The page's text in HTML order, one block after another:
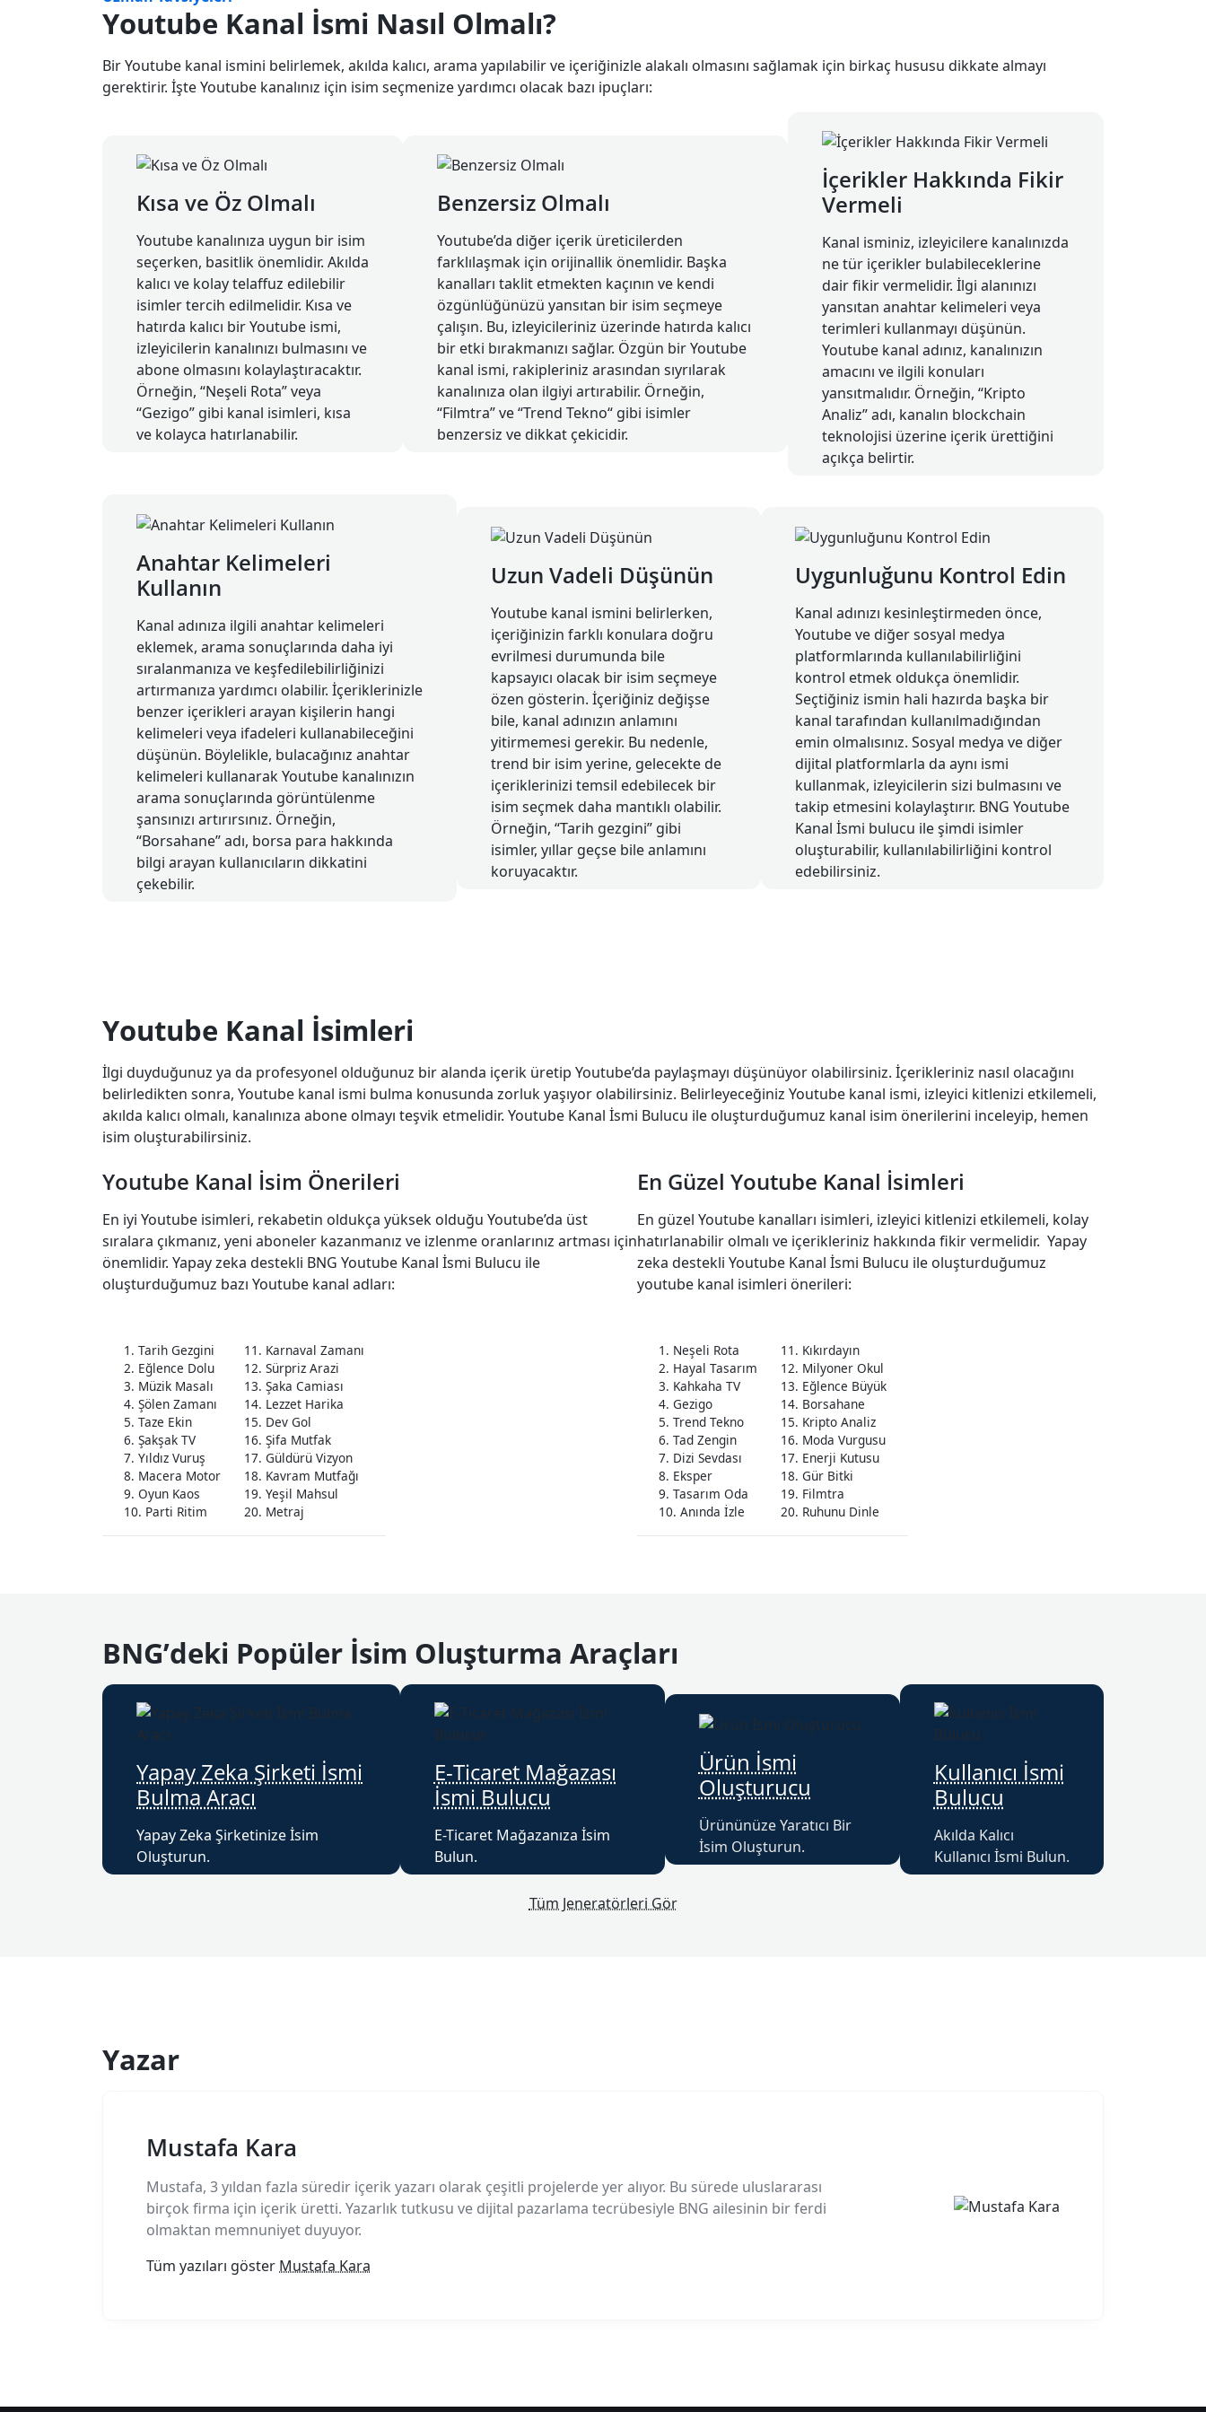
Youtube Kanal İsmi Nasıl Olmalı?
Bir Youtube kanal ismini belirlemek, akılda kalıcı, arama yapılabilir ve içeriğinizle alakalı olmasını sağlamak için birkaç hususu dikkate almayı
gerektirir. İşte Youtube kanalınız için isim seçmenize yardımcı olacak bazı ipuçları:
Kısa ve Öz Olmalı
Youtube kanalınıza uygun bir isim
seçerken, basitlik önemlidir. Akılda
kalıcı ve kolay telaffuz edilebilir
isimler tercih edilmelidir. Kısa ve
hatırda kalıcı bir Youtube ismi,
izleyicilerin kanalınızı bulmasını ve
abone olmasını kolaylaştıracaktır.
Örneğin, “Neşeli Rota” veya
“Gezigo” gibi kanal isimleri, kısa
ve kolayca hatırlanabilir.
Benzersiz Olmalı
Youtube’da diğer içerik üreticilerden
farklılaşmak için orijinallik önemlidir. Başka
kanalları taklit etmekten kaçının ve kendi
özgünlüğünüzü yansıtan bir isim seçmeye
çalışın. Bu, izleyicileriniz üzerinde hatırda kalıcı
bir etki bırakmanızı sağlar. Özgün bir Youtube
kanal ismi, rakipleriniz arasından sıyrılarak
kanalınıza olan ilgiyi artırabilir. Örneğin,
“Filmtra” ve “Trend Tekno“ gibi isimler
benzersiz ve dikkat çekicidir.
İçerikler Hakkında Fikir
Vermeli
Kanal isminiz, izleyicilere kanalınızda
ne tür içerikler bulabileceklerine
dair fikir vermelidir. İlgi alanınızı
yansıtan anahtar kelimeleri veya
terimleri kullanmayı düşünün.
Youtube kanal adınız, kanalınızın
amacını ve ilgili konuları
yansıtmalıdır. Örneğin, “Kripto
Analiz” adı, kanalın blockchain
teknolojisi üzerine içerik ürettiğini
açıkça belirtir.
Anahtar Kelimeleri
Kullanın
Kanal adınıza ilgili anahtar kelimeleri
eklemek, arama sonuçlarında daha iyi
sıralanmanıza ve keşfedilebilirliğinizi
artırmanıza yardımcı olabilir. İçeriklerinizle
benzer içerikleri arayan kişilerin hangi
kelimeleri veya ifadeleri kullanabileceğini
düşünün. Böylelikle, bulacağınız anahtar
kelimeleri kullanarak Youtube kanalınızın
arama sonuçlarında görüntülenme
şansınızı artırırsınız. Örneğin,
“Borsahane” adı, borsa para hakkında
bilgi arayan kullanıcıların dikkatini
çekebilir.
Uzun Vadeli Düşünün
Youtube kanal ismini belirlerken,
içeriğinizin farklı konulara doğru
evrilmesi durumunda bile
kapsayıcı olacak bir isim seçmeye
özen gösterin. İçeriğiniz değişse
bile, kanal adınızın anlamını
yitirmemesi gerekir. Bu nedenle,
trend bir isim yerine, gelecekte de
içeriklerinizi temsil edebilecek bir
isim seçmek daha mantıklı olabilir.
Örneğin, “Tarih gezgini” gibi
isimler, yıllar geçse bile anlamını
koruyacaktır.
Uygunluğunu Kontrol Edin
Kanal adınızı kesinleştirmeden önce,
Youtube ve diğer sosyal medya
platformlarında kullanılabilirliğini
kontrol etmek oldukça önemlidir.
Seçtiğiniz ismin hali hazırda başka bir
kanal tarafından kullanılmadığından
emin olmalısınız. Sosyal medya ve diğer
dijital platformlarla da aynı ismi
kullanmak, izleyicilerin sizi bulmasını ve
takip etmesini kolaylaştırır. BNG Youtube
Kanal İsmi bulucu ile şimdi isimler
oluşturabilir, kullanılabilirliğini kontrol
edebilirsiniz.
Youtube Kanal İsimleri
İlgi duyduğunuz ya da profesyonel olduğunuz bir alanda içerik üretip Youtube’da paylaşmayı düşünüyor olabilirsiniz. İçerikleriniz nasıl olacağını
belirledikten sonra, Youtube kanal ismi bulma konusunda zorluk yaşıyor olabilirsiniz. Belirleyeceğiniz Youtube kanal ismi, izleyici kitlenizi etkilemeli,
akılda kalıcı olmalı, kanalınıza abone olmayı teşvik etmelidir. Youtube Kanal İsmi Bulucu ile oluşturduğumuz kanal isim önerilerini inceleyip, hemen
isim oluşturabilirsiniz.
Youtube Kanal İsim Önerileri
En iyi Youtube isimleri, rekabetin oldukça yüksek olduğu Youtube’da üst
sıralara çıkmanız, yeni aboneler kazanmanız ve izlenme oranlarınız artması için
önemlidir. Yapay zeka destekli BNG Youtube Kanal İsmi Bulucu ile
oluşturduğumuz bazı Youtube kanal adları:
1. Tarih Gezgini
2. Eğlence Dolu
3. Müzik Masalı
4. Şölen Zamanı
5. Taze Ekin
6. Şakşak TV
7. Yıldız Vuruş
8. Macera Motor
9. Oyun Kaos
10. Parti Ritim
11. Karnaval Zamanı
12. Sürpriz Arazi
13. Şaka Camiası
14. Lezzet Harika
15. Dev Gol
16. Şifa Mutfak
17. Güldürü Vizyon
18. Kavram Mutfağı
19. Yeşil Mahsul
20. Metraj
En Güzel Youtube Kanal İsimleri
En güzel Youtube kanalları isimleri, izleyici kitlenizi etkilemeli, kolay
hatırlanabilir olmalı ve içerikleriniz hakkında fikir vermelidir. Yapay
zeka destekli Youtube Kanal İsmi Bulucu ile oluşturduğumuz
youtube kanal isimleri önerileri:
1. Neşeli Rota
2. Hayal Tasarım
3. Kahkaha TV
4. Gezigo
5. Trend Tekno
6. Tad Zengin
7. Dizi Sevdası
8. Eksper
9. Tasarım Oda
10. Anında İzle
11. Kıkırdayın
12. Milyoner Okul
13. Eğlence Büyük
14. Borsahane
15. Kripto Analiz
16. Moda Vurgusu
17. Enerji Kutusu
18. Gür Bitki
19. Filmtra
20. Ruhunu Dinle
BNG’deki Popüler İsim Oluşturma Araçları
Yapay Zeka Şirketi İsmi
Bulma Aracı
Yapay Zeka Şirketinize İsim
Oluşturun.
E-Ticaret Mağazası
İsmi Bulucu
E-Ticaret Mağazanıza İsim
Bulun.
Ürün İsmi
Oluşturucu
Ürününüze Yaratıcı Bir
İsim Oluşturun.
Kullanıcı İsmi
Bulucu
Akılda Kalıcı
Kullanıcı İsmi Bulun.
Tüm Jeneratörleri Gör
Yazar
Mustafa Kara
Mustafa, 3 yıldan fazla süredir içerik yazarı olarak çeşitli projelerde yer alıyor. Bu sürede uluslararası
birçok firma için içerik üretti. Yazarlık tutkusu ve dijital pazarlama tecrübesiyle BNG ailesinin bir ferdi
olmaktan memnuniyet duyuyor.
Tüm yazıları gösterMustafa Kara